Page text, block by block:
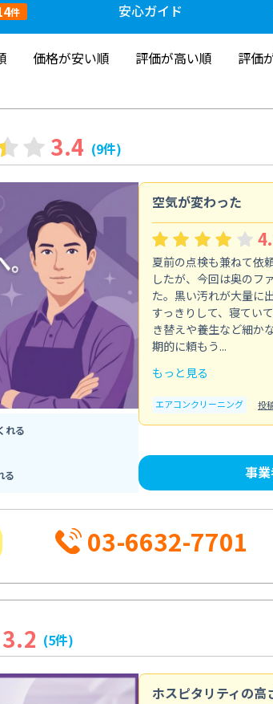
件 安心ガイド
価格が安い順 評価が高い順 評価
3.4 (9件)
れる
る
空気が変わった
夏前の点検も兼ねて依
したが、今回は奥のフ
た。黒い汚れが大量に
すっきりして、寝てい
き替えや養生など細か
期的に頼もう...
もっと見る
エアコンクリーニング 投
事
03-6632-7701
3.2 (5件)
ホスピタリティの高